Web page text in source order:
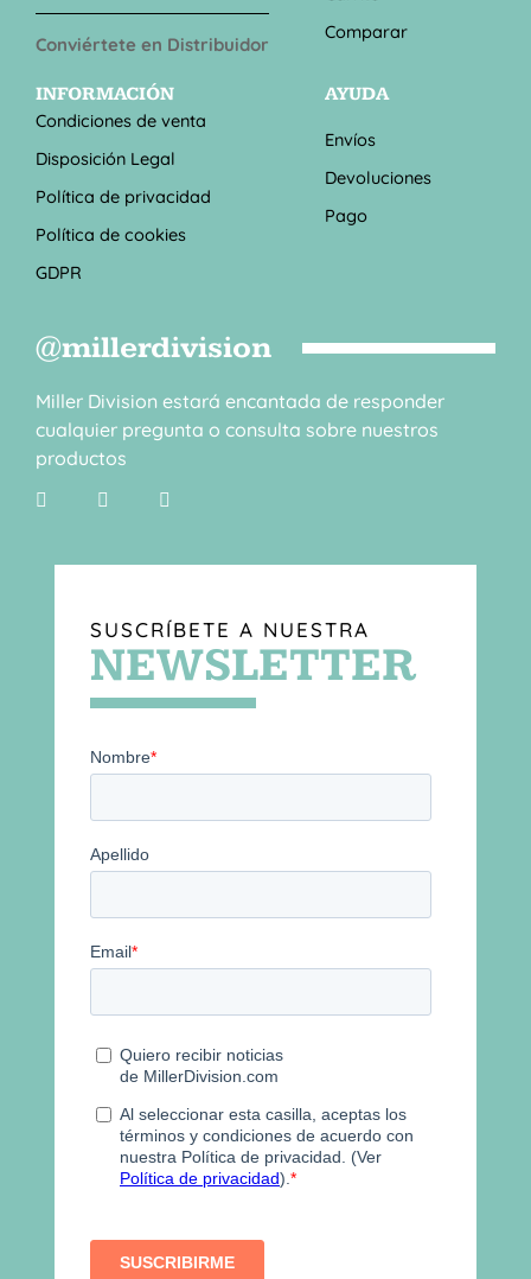
Conviértete en Distribuidor
Comparar
INFORMACIÓN
Condiciones de venta
Disposición Legal
Política de privacidad
Política de cookies
GDPR
AYUDA
Envíos
Devoluciones
Pago
@millerdivision
Miller Division estará encantada de responder
cualquier pregunta o consulta sobre nuestros
productos
SUSCRÍBETE A NUESTRA
NEWSLETTER